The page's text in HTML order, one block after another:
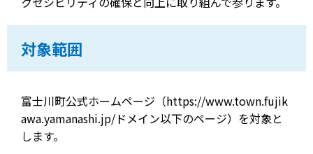
対象範囲
富士川町公式ホームページ（https://www.town.fujik
awa.yamanashi.jp/ドメイン以下のページ）を対象と
します。